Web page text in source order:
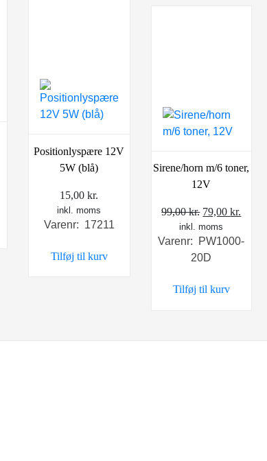
Positionlyspære 12V
5W (blå)
15,00kr.
inkl. moms
Varenr: 17211
Tilføj til kurv
Sirene/horn m/6 toner,
12V
99,00kr. Den
oprindelige
pris
var:
79,00kr.
pris
inkl. moms
Varenr: PW1000-
20D
Tilføj til kurv